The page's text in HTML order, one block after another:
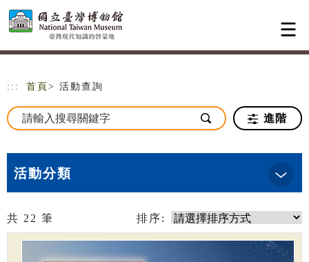
跳到主要內容
網站導覽
::: 首頁 > 活動查詢
進階
活動分類
共 22 筆 排序: